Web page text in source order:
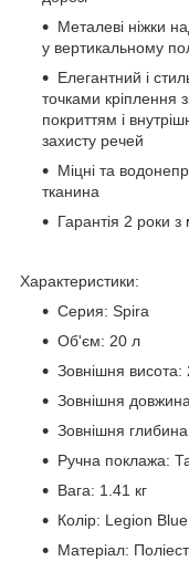
Металеві ніжки
у вертикальному
Елегантний і
точками кріплення
покриттям і
захисту речей
Міцні та
тканина
Гарантія 2 роки з
Характеристики:
Серия: Spira
Об'єм: 20 л
Зовнішня висота:
Зовнішня
Зовнішня
Ручна поклажа:
Вага: 1.41 кг
Колір: Legion
Матеріал: